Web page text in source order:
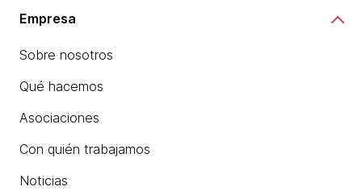
Empresa
Sobre nosotros
Qué hacemos
Asociaciones
Con quién trabajamos
Noticias